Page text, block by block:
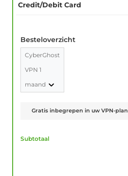
Credit/Debit Card
Besteloverzicht
CyberGhost
VPN 1
maand
Gratis inbegrepen in uw VPN-plan
Subtotaal